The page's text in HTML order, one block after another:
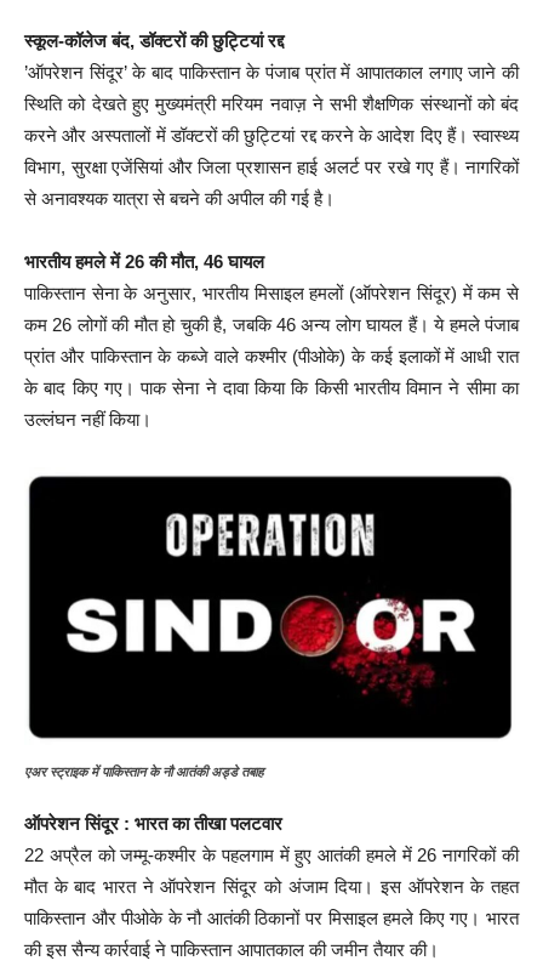
स्कूल-कॉलेज बंद, डॉक्टरों की छुट्टियां रद्द
’ऑपरेशन सिंदूर’ के बाद पाकिस्तान के पंजाब प्रांत में आपातकाल लगाए जाने की
स्थिति को देखते हुए मुख्यमंत्री मरियम नवाज़ ने सभी शैक्षणिक संस्थानों को बंद
करने और अस्पतालों में डॉक्टरों की छुट्टियां रद्द करने के आदेश दिए हैं। स्वास्थ्य
विभाग, सुरक्षा एजेंसियां और जिला प्रशासन हाई अलर्ट पर रखे गए हैं। नागरिकों
से अनावश्यक यात्रा से बचने की अपील की गई है।
भारतीय हमले में 26 की मौत, 46 घायल
पाकिस्तान सेना के अनुसार, भारतीय मिसाइल हमलों (ऑपरेशन सिंदूर) में कम से
कम 26 लोगों की मौत हो चुकी है, जबकि 46 अन्य लोग घायल हैं। ये हमले पंजाब
प्रांत और पाकिस्तान के कब्जे वाले कश्मीर (पीओके) के कई इलाकों में आधी रात
के बाद किए गए। पाक सेना ने दावा किया कि किसी भारतीय विमान ने सीमा का
उल्लंघन नहीं किया।
एअर स्ट्राइक में पाकिस्तान के नौ आतंकी अड्डे तबाह
ऑपरेशन सिंदूर : भारत का तीखा पलटवार
22 अप्रैल को जम्मू-कश्मीर के पहलगाम में हुए आतंकी हमले में 26 नागरिकों की
मौत के बाद भारत ने ऑपरेशन सिंदूर को अंजाम दिया। इस ऑपरेशन के तहत
पाकिस्तान और पीओके के नौ आतंकी ठिकानों पर मिसाइल हमले किए गए। भारत
की इस सैन्य कार्रवाई ने पाकिस्तान आपातकाल की जमीन तैयार की।